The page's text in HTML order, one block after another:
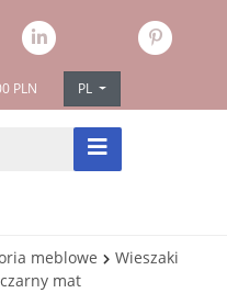
PLN PL
meblowe
Wieszaki
mat